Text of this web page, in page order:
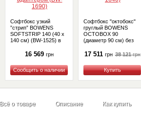
Софтбокс узкий
”стрип” BOWENS
SOFTSTRIP 140 (40 x
140 см) (BW-1525) в
адаптером (BW-1690)
16 569 грн
Купить
Софтбокс "октобокс"
груглый BOWENS
OCTOBOX 90
(диаметр 90 см) без
17 511 грн 38 121грн
Купить
Всё о товаре Описание Как купить